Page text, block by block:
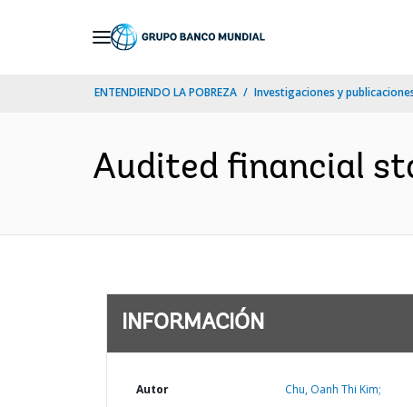
ENTENDIENDO LA POBREZA Investigaciones y
Audited financial
INFORMACIÓN
Autor Chu, Oanh Thi Kim;